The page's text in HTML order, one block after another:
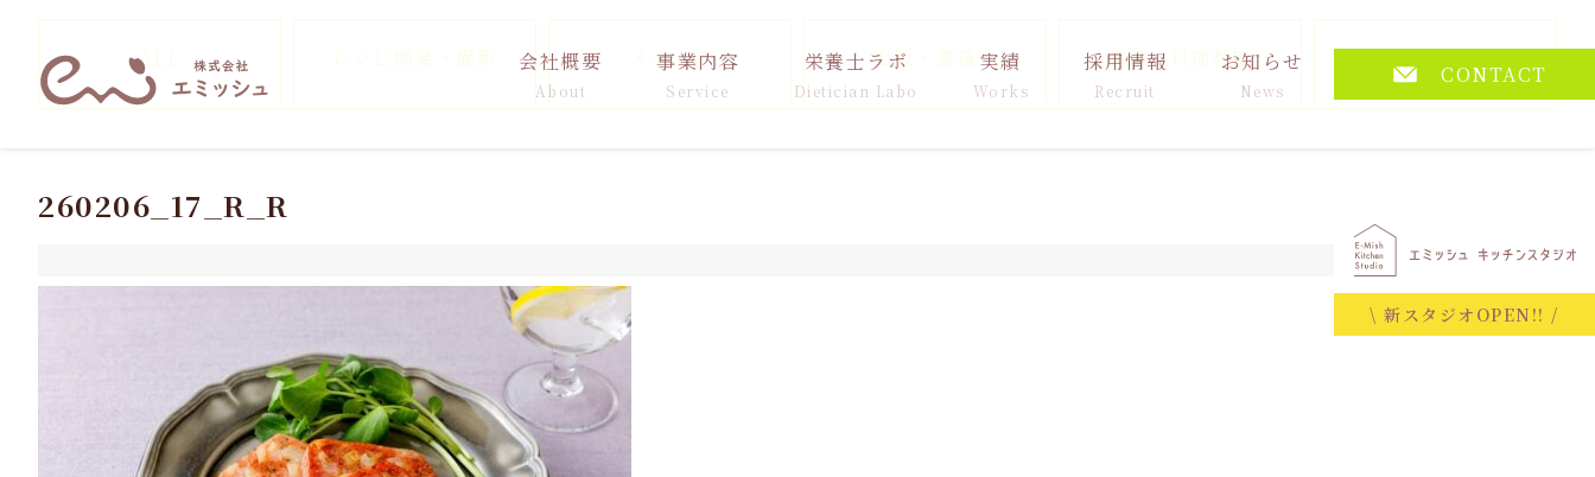
会社概要
About
事業内容
Service
栄養士ラボ
Dietician Labo
実績
Works
採用情報
Recruit
お知らせ
News
CONTACT
\ 新スタジオOPEN!! /
ALL レシピ開発・撮影 メディア 出版・書籍 講演・料理教室 その他
260206_17_R_R
2026.02.25